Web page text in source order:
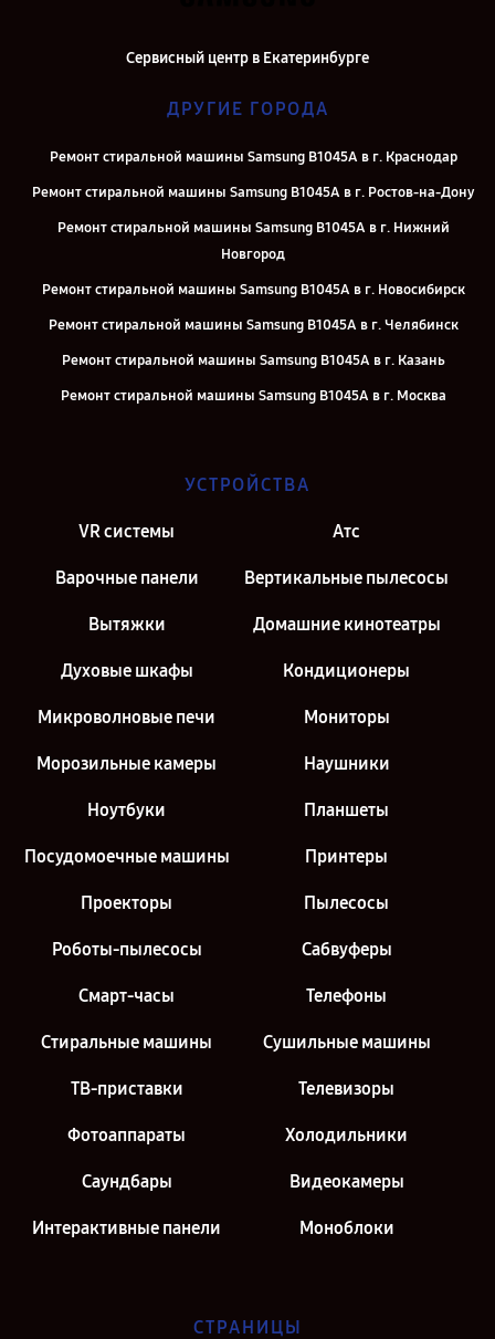
Сервисный центр в Екатеринбурге
ДРУГИЕ ГОРОДА
Ремонт стиральной машины Samsung B1045A в г. Краснодар
Ремонт стиральной машины Samsung B1045A в г. Ростов-на-Дону
Ремонт стиральной машины Samsung B1045A в г. Нижний
Новгород
Ремонт стиральной машины Samsung B1045A в г. Новосибирск
Ремонт стиральной машины Samsung B1045A в г. Челябинск
Ремонт стиральной машины Samsung B1045A в г. Казань
Ремонт стиральной машины Samsung B1045A в г. Москва
УСТРОЙСТВА
VR системы Атс
Варочные панели Вертикальные пылесосы
Вытяжки Домашние кинотеатры
Духовые шкафы Кондиционеры
Микроволновые печи Мониторы
Морозильные камеры Наушники
Ноутбуки Планшеты
Посудомоечные машины Принтеры
Проекторы Пылесосы
Роботы-пылесосы Сабвуферы
Смарт-часы Телефоны
Стиральные машины Сушильные машины
ТВ-приставки Телевизоры
Фотоаппараты Холодильники
Саундбары Видеокамеры
Интерактивные панели Моноблоки
СТРАНИЦЫ